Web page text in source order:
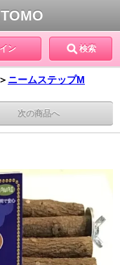
ン 検索
＞ ニームステップM
次の商品へ